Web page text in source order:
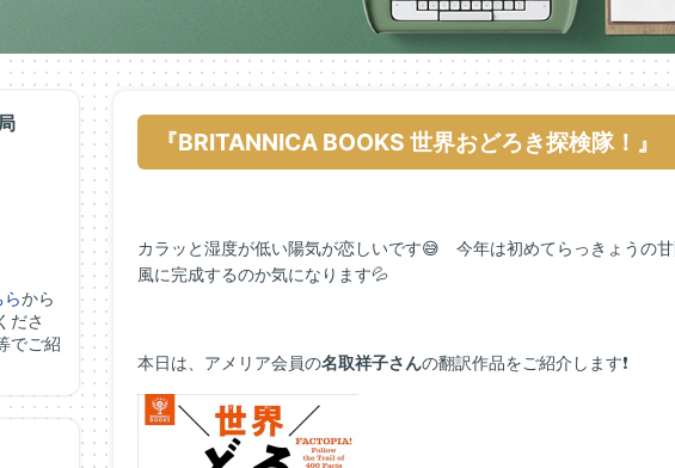
『BRITANNICA BOOKS 世界おどろき探検隊！』
カラッと湿度が低い陽気が恋しいです😅 今年は初めてらっきょうの
風に完成するのか気になります💦
本日は、アメリア会員の名取祥子さんの翻訳作品をご紹介します❗
らから
ださ
でご紹